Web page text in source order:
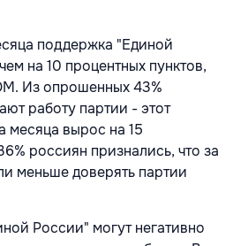
поддержка "Единой
на 10 процентных пунктов,
Из опрошенных 43%
работу партии - этот
месяца вырос на 15
россиян признались, что за
меньше доверять партии
России" могут негативно